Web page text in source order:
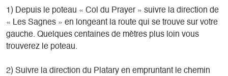
1) Depuis le poteau « Col du Prayer » suivre la direction de
« Les Sagnes » en longeant la route qui se trouve sur votre
gauche. Quelques centaines de mètres plus loin vous
trouverez le poteau.
2) Suivre la direction du Platary en empruntant le chemin